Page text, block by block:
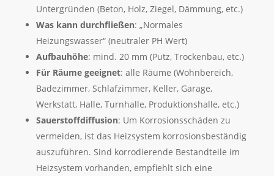
Untergründen (Beton, Holz, Ziegel, Dämmung, etc.)
Was kann durchfließen: „Normales
Heizungswasser“ (neutraler PH Wert)
Aufbauhöhe: mind. 20 mm (Putz, Trockenbau, etc.)
Für Räume geeignet: alle Räume (Wohnbereich,
Badezimmer, Schlafzimmer, Keller, Garage,
Werkstatt, Halle, Turnhalle, Produktionshalle, etc.)
Sauerstoffdiffusion: Um Korrosionsschäden zu
vermeiden, ist das Heizsystem korrosionsbeständig
auszuführen. Sind korrodierende Bestandteile im
Heizsystem vorhanden, empfiehlt sich eine